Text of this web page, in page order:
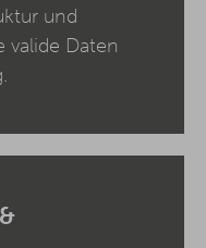
und
valide Daten